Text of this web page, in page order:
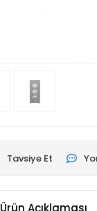
Tavsiye Et
Ürün Açıklaması